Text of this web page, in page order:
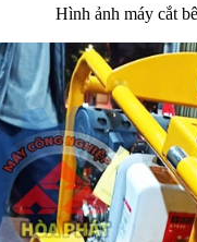
Hình ảnh máy cắt